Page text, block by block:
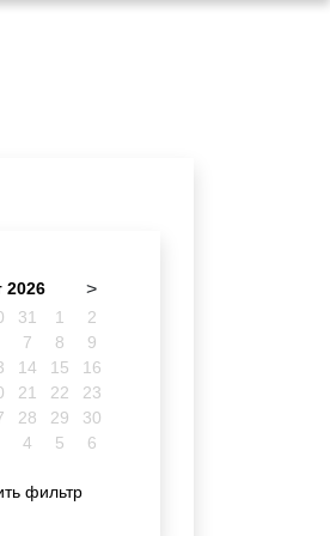
2026 >
31 1
2
7 8
9
14 15
16
21 22
23
28 29
30
4 5 6
фильтр